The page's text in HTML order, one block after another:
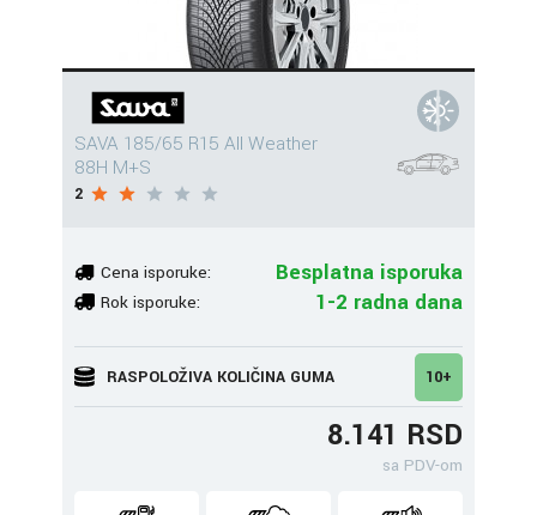
SAVA 185/65 R15 All Weather
88H M+S
2
Cena isporuke: Besplatna isporuka
Rok isporuke: 1-2 radna dana
RASPOLOŽIVA KOLIČINA GUMA 10+
8.141 RSD
sa PDV-om